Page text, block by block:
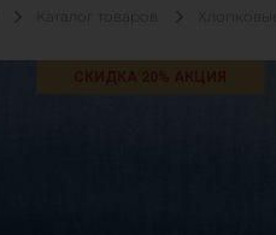
Каталог товаров